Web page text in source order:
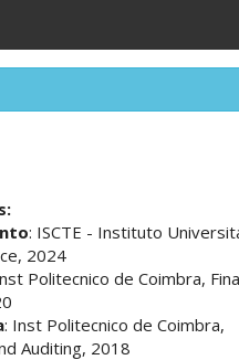
: ISCTE - Instituto
2024
Politecnico de Coimbra,
: Inst Politecnico de Coimbra,
Auditing, 2018